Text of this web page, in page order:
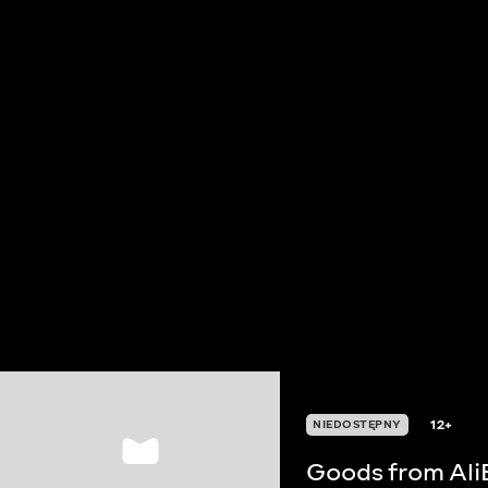
NIEDOSTĘPNY 12+
Goods from